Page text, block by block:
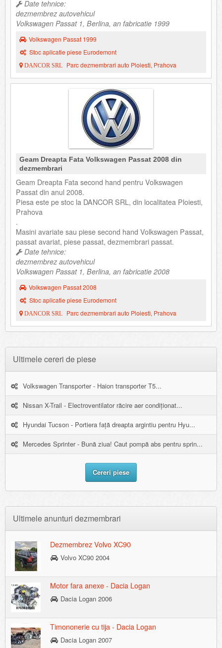
Date tehnice:
dezmembrez autovehicul
Volkswagen Passat 1, Berlina, an fabricatie 1999
Volkswagen Passat 1999
Stoc aplicatie piese Eurodemont
DANCOR SRL Parc dezmembrari auto Ploiesti, Prahova
Geam Dreapta Fata Volkswagen Passat 2008 din
dezmembrari
Geam Dreapta Fata second hand pentru Volkswagen
Passat din anul 2008.
Piesa este pe stoc la DANCOR SRL, din localitatea Ploiesti,
Prahova
.
Masini avariate sau piese second hand Volkswagen Passat,
passat avariat, piese passat, dezmembrari passat.
Date tehnice:
dezmembrez autovehicul
Volkswagen Passat 1, Berlina, an fabricatie 2008
Volkswagen Passat 2008
Stoc aplicatie piese Eurodemont
DANCOR SRL Parc dezmembrari auto Ploiesti, Prahova
Ultimele cereri de piese
Volkswagen Transporter - Haion transporter T5...
Nissan X-Trail - Electroventilator răcire aer condiționat...
Hyundai Tucson - Portiera față dreapta argintiu pentru Hyu...
Mercedes Sprinter - Bună ziua! Caut pompă abs pentru sprin...
Cereri piese
Ultimele anunturi dezmembrari
Dezmembrez Volvo XC90
Volvo XC90 2004
Motor fara anexe - Dacia Logan
Dacia Logan 2006
Timononerie cu tija - Dacia Logan
Dacia Logan 2007